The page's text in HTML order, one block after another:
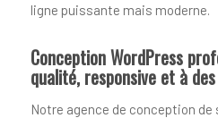
ligne puissante mais moderne.
Conception WordPress
qualité, responsive et à
Notre agence de conception de